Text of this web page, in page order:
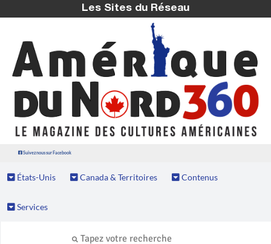
Les Sites du Réseau
Suivez nous sur Facebook
États-Unis Canada & Territoires Contenus
Services